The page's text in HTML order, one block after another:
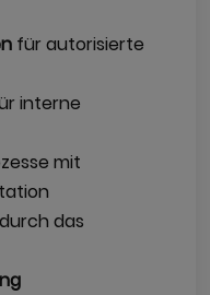
für autorisierte
interne
mit
das